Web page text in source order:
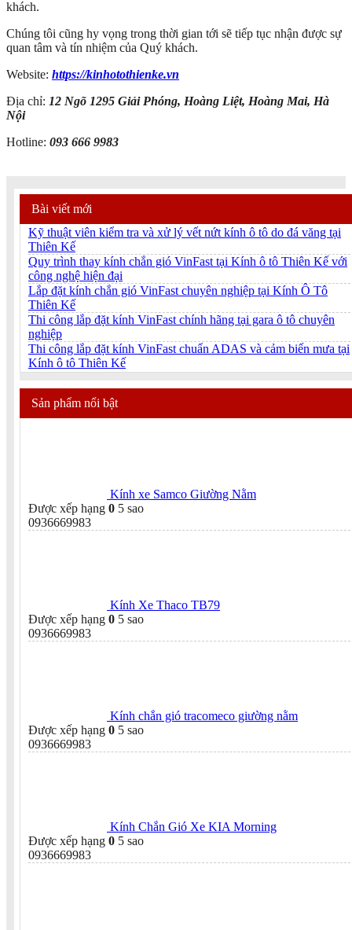
khách.
Chúng tôi cũng hy vọng trong thời gian tới sẽ tiếp tục nhận được sự
quan tâm và tín nhiệm của Quý khách.
Website: https://kinhotothienke.vn
Địa chỉ: 12 Ngõ 1295 Giải Phóng, Hoàng Liệt, Hoàng Mai, Hà
Nội
Hotline: 093 666 9983
Bài viết mới
Kỹ thuật viên kiểm tra và xử lý vết nứt kính ô tô do đá văng tại
Thiên Kế
Quy trình thay kính chắn gió VinFast tại Kính ô tô Thiên Kế với
công nghệ hiện đại
Lắp đặt kính chắn gió VinFast chuyên nghiệp tại Kính Ô Tô
Thiên Kế
Thi công lắp đặt kính VinFast chính hãng tại gara ô tô chuyên
nghiệp
Thi công lắp đặt kính VinFast chuẩn ADAS và cảm biến mưa tại
Kính ô tô Thiên Kế
Sản phẩm nổi bật
Kính xe Samco Giường Nằm
Được xếp hạng 0 5 sao
0936669983
Kính Xe Thaco TB79
Được xếp hạng 0 5 sao
0936669983
Kính chắn gió tracomeco giường nằm
Được xếp hạng 0 5 sao
0936669983
Kính Chắn Gió Xe KIA Morning
Được xếp hạng 0 5 sao
0936669983